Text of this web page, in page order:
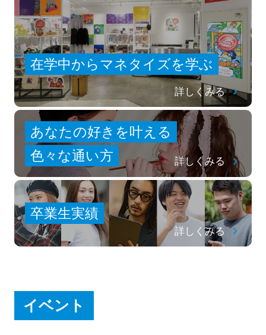
在学中からマネタイズを学ぶ
詳しくみる
あなたの好きを叶える
⾊々な通い⽅
詳しくみる
卒業生実績
詳しくみる
イベント